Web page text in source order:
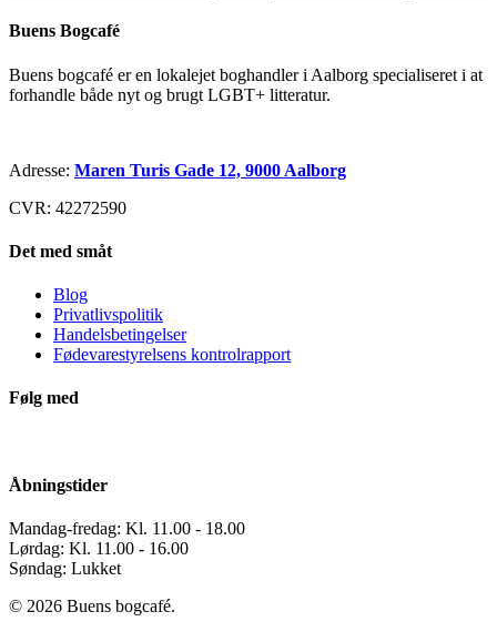
Buens Bogcafé
Buens bogcafé er en lokalejet boghandler i Aalborg specialiseret i at
forhandle både nyt og brugt LGBT+ litteratur.
Adresse: Maren Turis Gade 12, 9000 Aalborg
CVR: 42272590
Det med småt
Blog
Privatlivspolitik
Handelsbetingelser
Fødevarestyrelsens kontrolrapport
Følg med
Åbningstider
Mandag-fredag: Kl. 11.00 - 18.00
Lørdag: Kl. 11.00 - 16.00
Søndag: Lukket
© 2026 Buens bogcafé.